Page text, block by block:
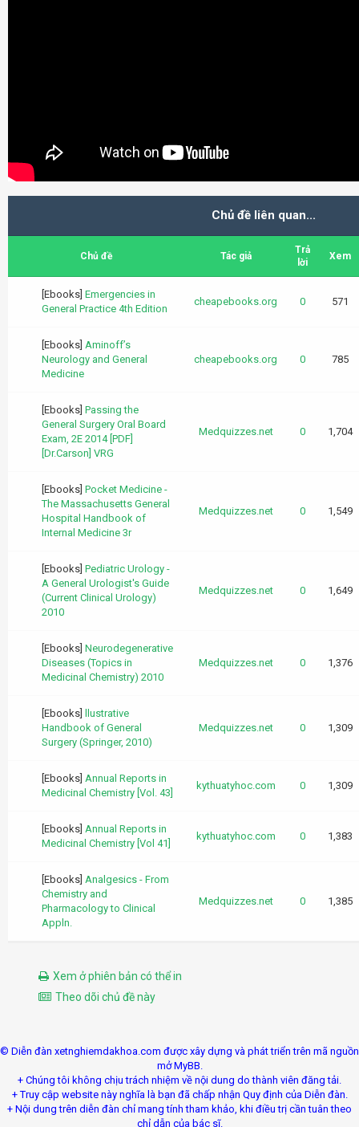
Chủ đề liên quan...
Chủ đề Tác giả
Trả
lời
Xem
[Ebooks] Emergencies in
General Practice 4th Edition
cheapebooks.org 0 571
[Ebooks] Aminoff’s
Neurology and General
Medicine
cheapebooks.org 0 785
[Ebooks] Passing the
General Surgery Oral Board
Exam, 2E 2014 [PDF]
[Dr.Carson] VRG
Medquizzes.net 0 1,704
[Ebooks] Pocket Medicine -
The Massachusetts General
Hospital Handbook of
Internal Medicine 3r
Medquizzes.net 0 1,549
[Ebooks] Pediatric Urology -
A General Urologist's Guide
(Current Clinical Urology)
2010
Medquizzes.net 0 1,649
[Ebooks] Neurodegenerative
Diseases (Topics in
Medicinal Chemistry) 2010
Medquizzes.net 0 1,376
[Ebooks]
llustrative
Handbook of General
Surgery (Springer, 2010)
Medquizzes.net 0 1,309
[Ebooks] Annual Reports in
Medicinal Chemistry [Vol. 43]
kythuatyhoc.com 0 1,309
[Ebooks] Annual Reports in
Medicinal Chemistry [Vol 41]
kythuatyhoc.com 0 1,383
[Ebooks] Analgesics - From
Chemistry and
Pharmacology to Clinical
Appln.
Medquizzes.net 0 1,385
Xem ở phiên bản có thể in
Theo dõi chủ đề này
© Diễn đàn xetnghiemdakhoa.com được xây dựng và phát triển trên mã nguồn
mở MyBB.
+ Chúng tôi không chịu trách nhiệm về nội dung do thành viên đăng tải.
+ Truy cập website này nghĩa là bạn đã chấp nhận Quy định của Diễn đàn.
+ Nội dung trên diễn đàn chỉ mang tính tham khảo, khi điều trị cần tuân theo
chỉ dẫn của bác sĩ.